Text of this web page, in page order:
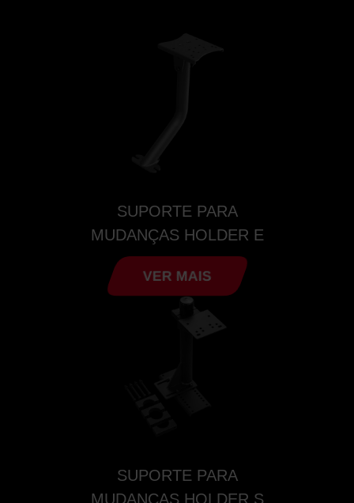
SUPORTE PARA
MUDANÇAS HOLDER E
VER MAIS
SUPORTE PARA
MUDANÇAS HOLDER S